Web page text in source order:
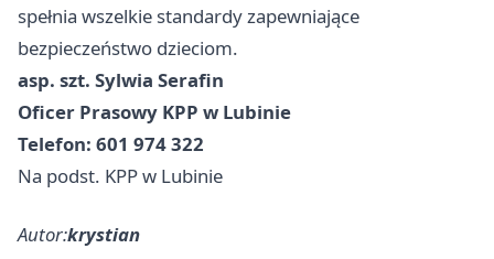
spełnia wszelkie standardy zapewniające
bezpieczeństwo dzieciom.
asp. szt. Sylwia Serafin
Oficer Prasowy KPP w Lubinie
Telefon: 601 974 322
Na podst. KPP w Lubinie
Autor:krystian